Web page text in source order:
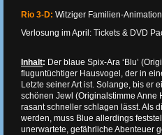
Rio 3-D: Witziger Familien-
Verlosung im April: Tickets & DVD
Inhalt: Der blaue Spix-Ara ‘Blu’
fluguntüchtiger Hausvogel, der in
Letzte seiner Art ist. Solange, bis er
schönen Jewl (Originalstimme Anne
rasant schneller schlagen lässt. Als
werden, muss Blue allerdings
unerwartete, gefährliche Abenteuer